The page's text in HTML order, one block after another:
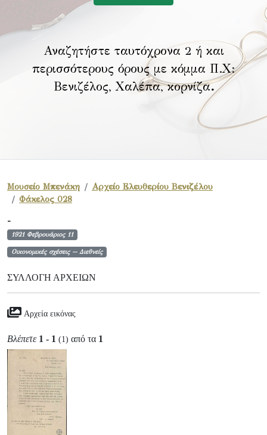
Αναζητήστε ταυτόχρονα 2 ή και
περισσότερους όρους με κόμμα Π.Χ:
Βενιζέλος, Χαλέπα, κορνίζα.
Μουσείο Μπενάκη
Αρχείο Ελευθερίου Βενιζέλου
Φάκελος 028
-
1921 Φεβρουάριος 11
Οικονομικές σχέσεις -- Διεθνείς
ΣΥΛΛΟΓΉ ΑΡΧΕΊΩΝ
Αρχεία εικόνας
Βλέπετε 1 - 1 (1) από τα 1